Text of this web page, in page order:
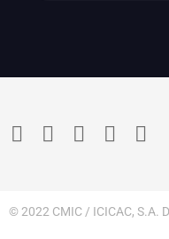
© 2022 CMIC / ICICAC, S.A.